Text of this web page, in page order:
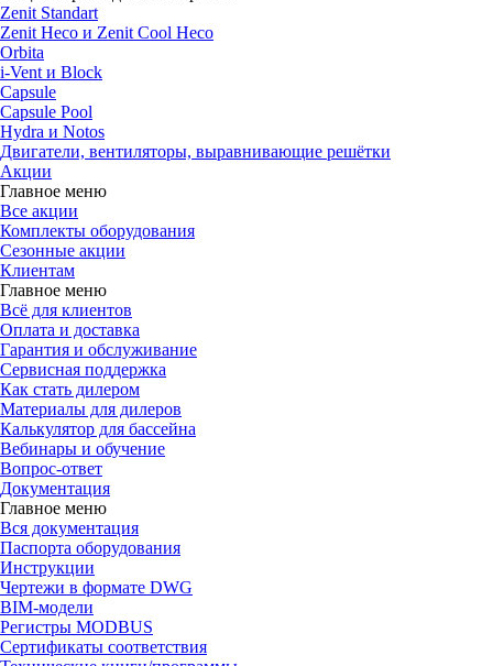
Zenit Standart
Zenit Heco и Zenit Cool Heco
Orbita
i-Vent и Block
Capsule
Capsule Pool
Hydra и Notos
Двигатели, вентиляторы, выравнивающие решётки
Акции
Главное меню
Все акции
Комплекты оборудования
Сезонные акции
Клиентам
Главное меню
Всё для клиентов
Оплата и доставка
Гарантия и обслуживание
Сервисная поддержка
Как стать дилером
Материалы для дилеров
Калькулятор для бассейна
Вебинары и обучение
Вопрос-ответ
Документация
Главное меню
Вся документация
Паспорта оборудования
Инструкции
Чертежи в формате DWG
BIM-модели
Регистры MODBUS
Сертификаты соответствия